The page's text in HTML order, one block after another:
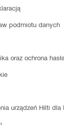
podmiotu danych
oraz ochrona hasła
urządzeń Hilti dla